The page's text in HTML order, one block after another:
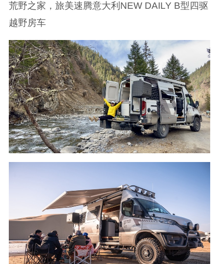
荒野之家，旅美速腾意大利NEW DAILY B型四驱
越野房车